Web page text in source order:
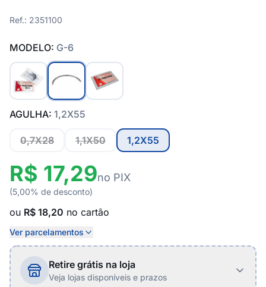
Ref.: 2351100
MODELO: G-6
AGULHA: 1,2X55
0,7X28 1,1X50 1,2X55
R$ 17,29no PIX
(5,00% de desconto)
ou R$ 18,20 no cartão
Ver parcelamentos
Retire grátis na loja
Veja lojas disponíveis e prazos